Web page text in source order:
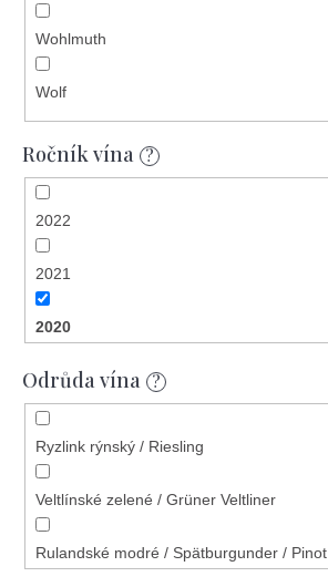
Wohlmuth
Wolf
Ročník vína ?
2022
2021
2020
2023
Odrůda vína ?
Ryzlink rýnský / Riesling
Veltlínské zelené / Grüner Veltliner
Rulandské modré / Spätburgunder / Pinot
Noir